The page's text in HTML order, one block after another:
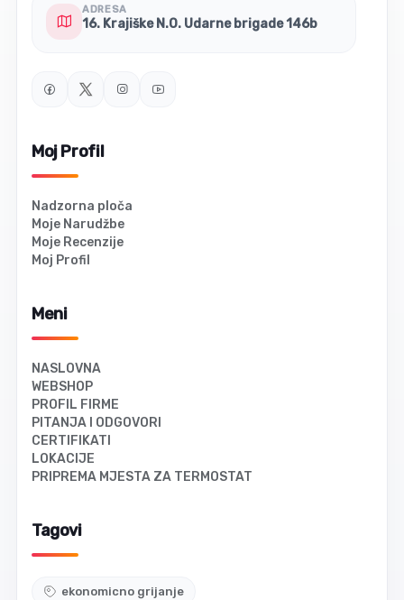
ADRESA
16. Krajiške N.O. Udarne brigade 146b
Moj Profil
Nadzorna ploča
Moje Narudžbe
Moje Recenzije
Moj Profil
Meni
NASLOVNA
WEBSHOP
PROFIL FIRME
PITANJA I ODGOVORI
CERTIFIKATI
LOKACIJE
PRIPREMA MJESTA ZA TERMOSTAT
Tagovi
ekonomicno grijanje